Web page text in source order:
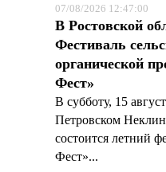
07/08/2026 12:47:00
В Ростовской
Фестиваль
органической
Фест»
В субботу, 15
Петровском
состоится летний
Фест»...